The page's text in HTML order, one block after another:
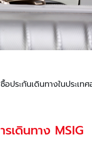
ประกันเดินทางในประเ
เดินทาง MSIG